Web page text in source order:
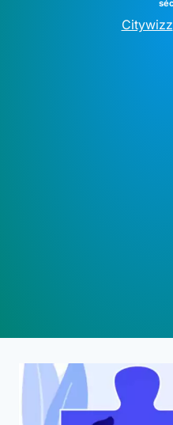
Citywizz